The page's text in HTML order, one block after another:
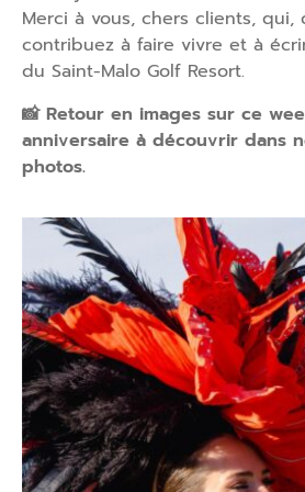
Merci à vous, chers clients, qui,
contribuez à faire vivre et à
du Saint-Malo Golf Resort.
📸 Retour en images sur ce
anniversaire à découvrir dans
photos.